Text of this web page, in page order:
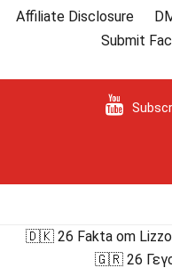
Affiliate Disclosure
Submit
🇩🇰 26 Fakta om Lizzo
🇬🇷 26